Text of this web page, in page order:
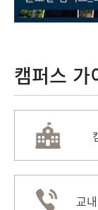
캠퍼스 가
교